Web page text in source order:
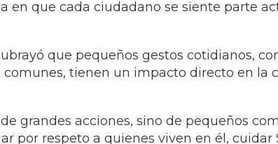
en que cada ciudadano se siente parte
que pequeños gestos cotidianos,
comunes, tienen un impacto directo en la
de grandes acciones, sino de pequeños
por respeto a quienes viven en él,